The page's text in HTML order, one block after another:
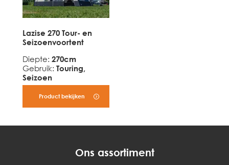
Lazise 270 Tour- en
Seizoenvoortent
Diepte: 270cm
Gebruik: Touring,
Seizoen
Product bekijken
Ons assortiment